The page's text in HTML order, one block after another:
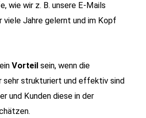
wie wir z. B. unsere E-Mails
viele Jahre gelernt und im Kopf
Vorteil sein, wenn die
sehr strukturiert und effektiv sind
und Kunden diese in der